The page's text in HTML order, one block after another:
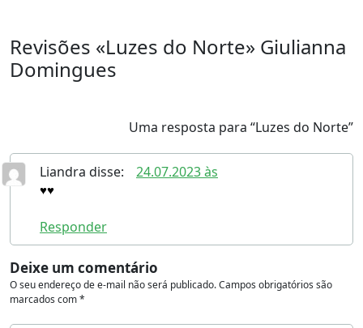
Revisões «Luzes do Norte» Giulianna
Domingues
Uma resposta para “Luzes do Norte”
Liandra disse: 24.07.2023 às
♥️♥️
Responder
Deixe um comentário
O seu endereço de e-mail não será publicado.Campos obrigatórios são
marcados com*